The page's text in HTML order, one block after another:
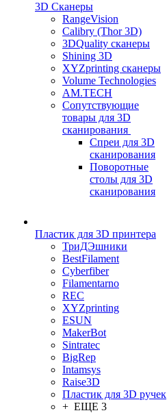
3D Сканеры
RangeVision
Calibry (Thor 3D)
3DQuality сканеры
Shining 3D
XYZprinting сканеры
Volume Technologies
AM.TECH
Сопутствующие
товары для 3D
сканирования
Спреи для 3D
сканирования
Поворотные
столы для 3D
сканирования
Пластик для 3D принтера
ТриДЭшники
BestFilament
Cyberfiber
Filamentarno
REC
XYZprinting
ESUN
MakerBot
Sintratec
BigRep
Intamsys
Raise3D
Пластик для 3D ручек
+ ЕЩЕ 3